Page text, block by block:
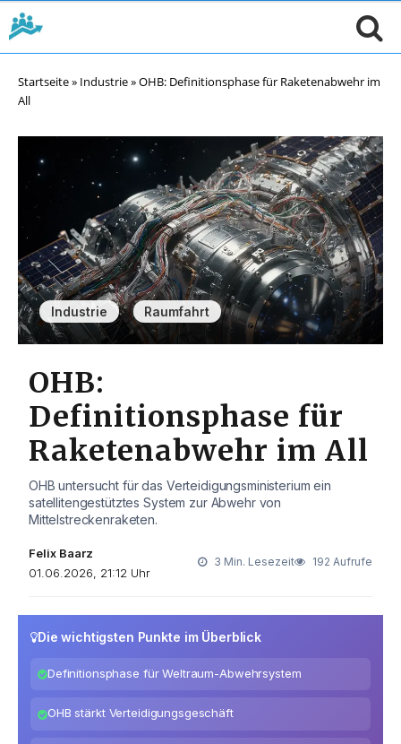
Startseite» Industrie»OHB: Definitionsphase für Raketenabwehr im
All
Industrie , Raumfahrt
OHB:
Definitionsphase für
Raketenabwehr im All
OHB untersucht für das Verteidigungsministerium ein
satellitengestütztes System zur Abwehr von
Mittelstreckenraketen.
Felix Baarz
01.06.2026, 21:12 Uhr
3 Min. Lesezeit 192 Aufrufe
Die wichtigsten Punkte im Überblick
Definitionsphase für Weltraum-Abwehrsystem
OHB stärkt Verteidigungsgeschäft